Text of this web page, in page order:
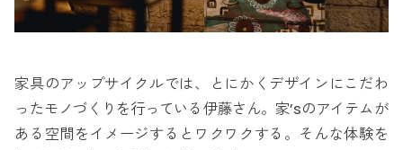
家具のアップサイクルでは、とにかくデザインにこだわ
ったモノづくりを行っている伊藤さん。家’sのアイテムが
ある空間をイメージするとワクワクする。そんな体験を